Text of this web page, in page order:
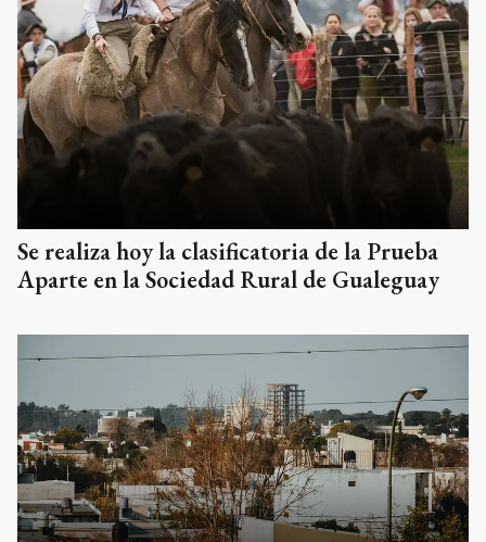
Se realiza hoy la clasificatoria de la Prueba
Aparte en la Sociedad Rural de Gualeguay